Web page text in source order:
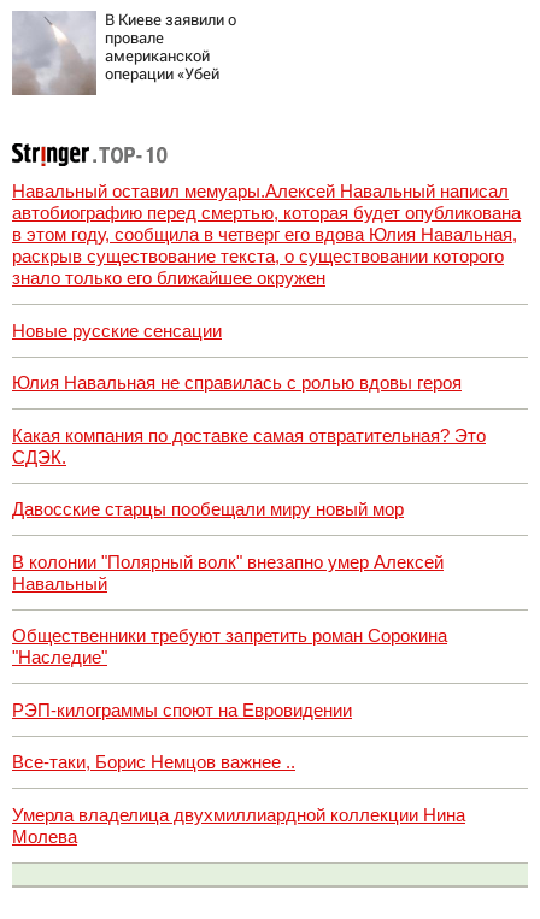
по логистическим
центрам
07/08/2026 –
Новости
В Киеве заявили о
провале
американской
операции «Убей
Навальный оставил мемуары.Алексей Навальный написал
автобиографию перед смертью, которая будет опубликована
в этом году, сообщила в четверг его вдова Юлия Навальная,
раскрыв существование текста, о существовании которого
знало только его ближайшее окружен
Новые русские сенсации
Юлия Навальная не справилась с ролью вдовы героя
Какая компания по доставке самая отвратительная? Это
СДЭК.
Давосские старцы пообещали миру новый мор
В колонии "Полярный волк" внезапно умер Алексей
Навальный
Общественники требуют запретить роман Сорокина
"Наследие"
РЭП-килограммы споют на Евровидении
Все-таки, Борис Немцов важнее ..
Умерла владелица двухмиллиардной коллекции Нина
Молева